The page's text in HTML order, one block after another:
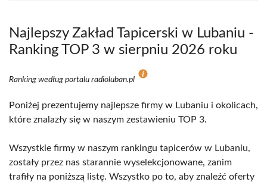
Najlepszy Zakład Tapicerski w Lubaniu -
Ranking TOP 3 w sierpniu 2026 roku
Ranking według portalu radioluban.pl
Poniżej prezentujemy najlepsze firmy w Lubaniu i okolicach,
które znalazły się w naszym zestawieniu TOP 3.
Wszystkie firmy w naszym rankingu tapicerów w Lubaniu,
zostały przez nas starannie wyselekcjonowane, zanim
trafiły na poniższą listę. Wszystko po to, aby znaleźć oferty